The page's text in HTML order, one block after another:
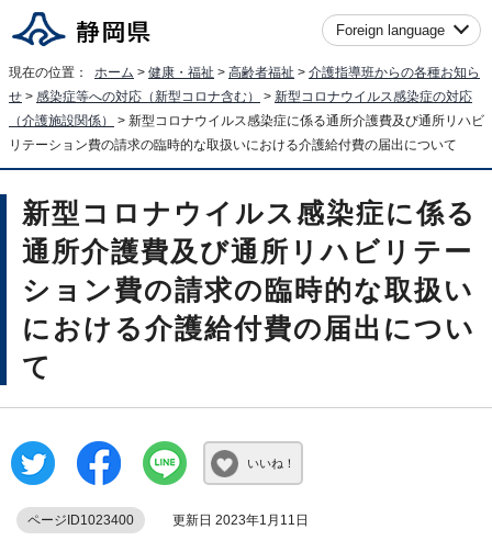
Foreign language
現在の位置： ホーム > 健康・福祉 > 高齢者福祉 > 介護指導班からの各種お知ら
せ > 感染症等への対応（新型コロナ含む） > 新型コロナウイルス感染症の対応
（介護施設関係）
> 新型コロナウイルス感染症に係る通所介護費及び通所リハビ
リテーション費の請求の臨時的な取扱いにおける介護給付費の届出について
新型コロナウイルス感染症に係る
通所介護費及び通所リハビリテー
ション費の請求の臨時的な取扱い
における介護給付費の届出につい
て
いいね！
ページID1023400 更新日 2023年1月11日